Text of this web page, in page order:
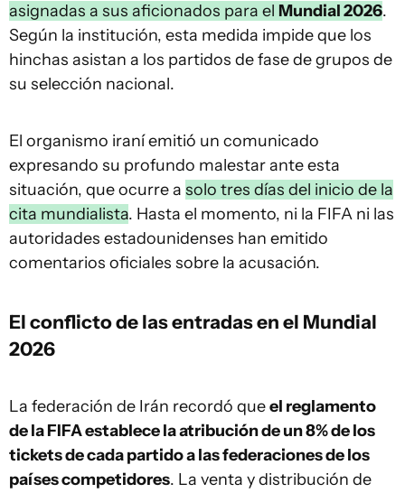
asignadas a sus aficionados para el Mundial 2026.
Según la institución, esta medida impide que los
hinchas asistan a los partidos de fase de grupos de
su selección nacional.
El organismo iraní emitió un comunicado
expresando su profundo malestar ante esta
situación, que ocurre a solo tres días del inicio de la
cita mundialista. Hasta el momento, ni la FIFA ni las
autoridades estadounidenses han emitido
comentarios oficiales sobre la acusación.
El conflicto de las entradas en el Mundial
2026
La federación de Irán recordó queel reglamento
de la FIFA establece la atribución de un 8% de los
tickets de cada partido a las federaciones de los
países competidores. La venta y distribución de